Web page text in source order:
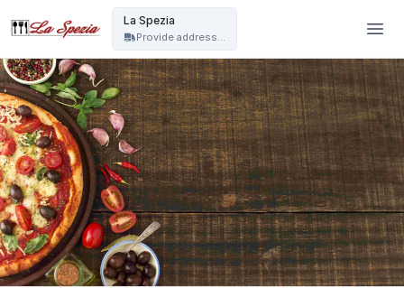
La Spezia
Provide address...